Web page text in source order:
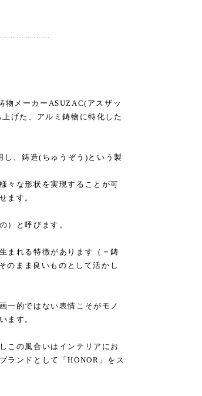
物メーカーASUZAC(アスザッ
げた、アルミ鋳物に特化した
し、鋳造(ちゅうぞう)という製
々な形状を実現することが可
ます。
）と呼びます。
まれる特徴があります（＝鋳
のまま良いものとして活かし
一的ではない表情こそがモノ
ます。
この風合いはインテリアにお
ランドとして「HONOR」をス